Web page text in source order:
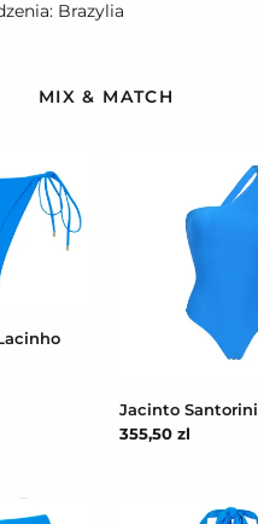
Brazylia
MIX & MATCH
Jacinto Santorini
Cena
355,50 zl